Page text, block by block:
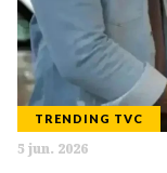
TRENDING TVC
5 jun. 2026